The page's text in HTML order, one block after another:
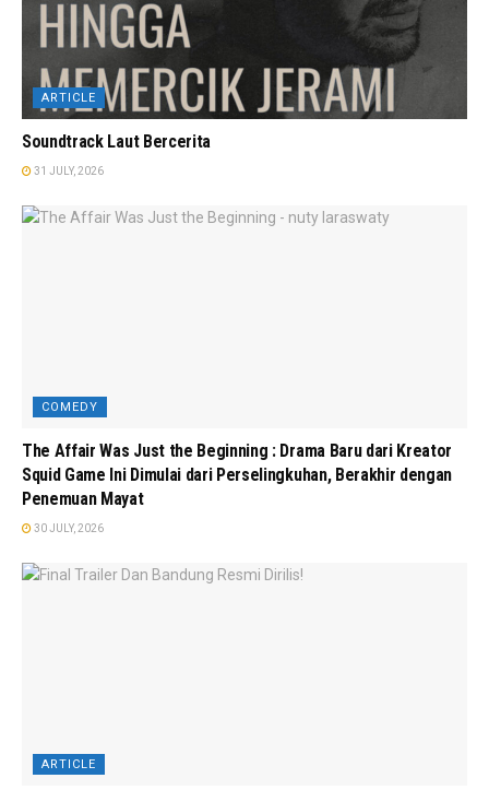
ARTICLE
Soundtrack Laut Bercerita
31 JULY, 2026
COMEDY
The Affair Was Just the Beginning : Drama Baru dari Kreator
Squid Game Ini Dimulai dari Perselingkuhan, Berakhir dengan
Penemuan Mayat
30 JULY, 2026
ARTICLE